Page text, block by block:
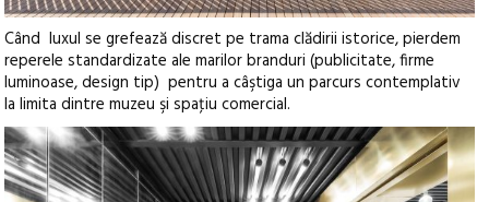
Când luxul se grefează discret pe trama clădirii istorice, pierdem
reperele standardizate ale marilor branduri (publicitate, firme
luminoase, design tip) pentru a câştiga un parcurs contemplativ
la limita dintre muzeu şi spaţiu comercial.